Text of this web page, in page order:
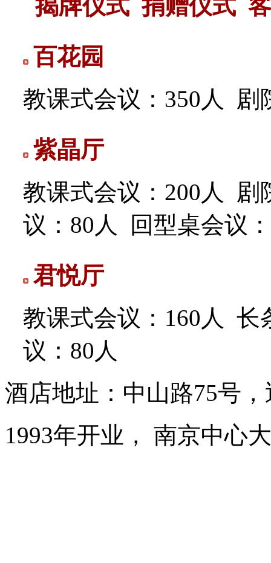
揭牌仪式 捐赠仪式
百花园
教课式会议：350人
剧
紫晶厅
教课式会议：200人
剧
议：80人
回型桌会议
君悦厅
教课式会议：160人
长
议：80人
酒店地址：中山路75号
1993年开业， 南京中